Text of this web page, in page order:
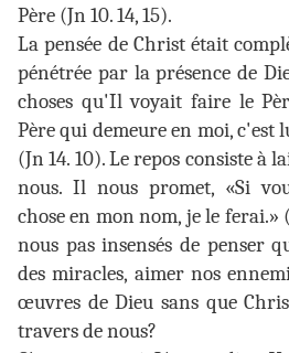
Père (Jn 10. 14, 15).
La pensée de Christ était
pénétrée par la présence de
choses qu'Il voyait faire le
Père qui demeure en moi,
(Jn 14. 10). Le repos consiste à
nous. Il nous promet, «Si
chose en mon nom, je le ferai.»
nous pas insensés de penser
des miracles, aimer nos
œuvres de Dieu sans que
travers de nous?